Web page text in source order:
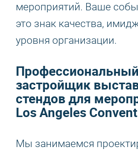
мероприятий. Ваше
это знак качества,
уровня организации.
Профессиональный
застройщик
стендов для
Los Angeles
Мы занимаемся